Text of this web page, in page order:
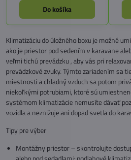
Do košíka
Klimatizáciu do úložného boxu je možné
ako je priestor pod sedením v karavane
veľmi tichú prevádzku , aby vás pri
prevádzkové zvuky. Týmto zariadením sa
miestnosti a chladný vzduch sa potom
niekoľkými potrubiami, ktoré sú
systémom klimatizácie nemusíte dávať
vozidla a neznižuje ani dopad svetla do
Tipy pre výber
Montážny priestor – skontrolujte